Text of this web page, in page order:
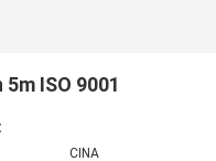
ISO 9001
CINA